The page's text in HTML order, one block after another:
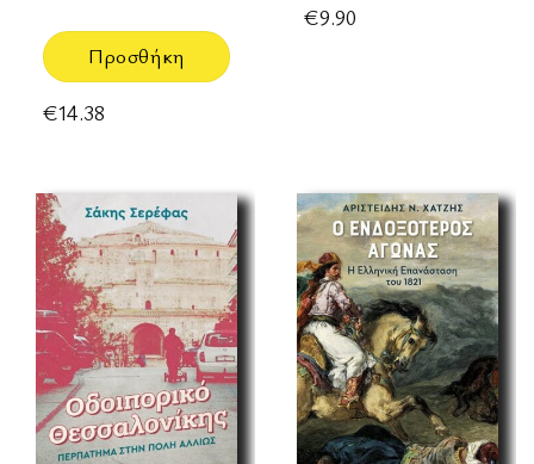
Προσθήκη
€14.38
€9.90